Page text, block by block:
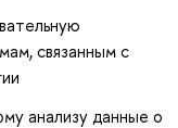
связанным с
анализу данные о